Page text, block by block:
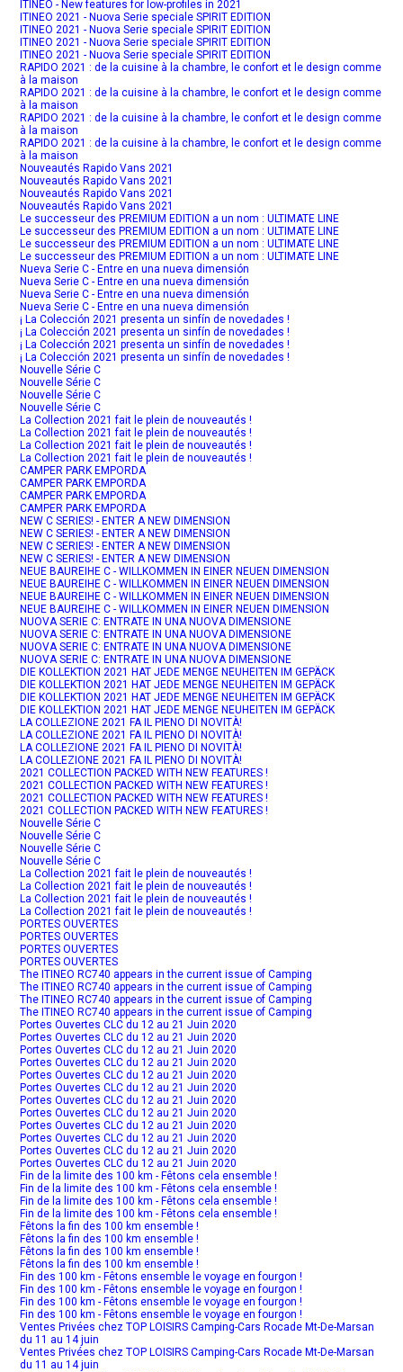
ITINEO - New features for low-profiles in 2021
ITINEO 2021 - Nuova Serie speciale SPIRIT EDITION
ITINEO 2021 - Nuova Serie speciale SPIRIT EDITION
ITINEO 2021 - Nuova Serie speciale SPIRIT EDITION
ITINEO 2021 - Nuova Serie speciale SPIRIT EDITION
RAPIDO 2021 : de la cuisine à la chambre, le confort et le design comme
à la maison
RAPIDO 2021 : de la cuisine à la chambre, le confort et le design comme
à la maison
RAPIDO 2021 : de la cuisine à la chambre, le confort et le design comme
à la maison
RAPIDO 2021 : de la cuisine à la chambre, le confort et le design comme
à la maison
Nouveautés Rapido Vans 2021
Nouveautés Rapido Vans 2021
Nouveautés Rapido Vans 2021
Nouveautés Rapido Vans 2021
Le successeur des PREMIUM EDITION a un nom : ULTIMATE LINE
Le successeur des PREMIUM EDITION a un nom : ULTIMATE LINE
Le successeur des PREMIUM EDITION a un nom : ULTIMATE LINE
Le successeur des PREMIUM EDITION a un nom : ULTIMATE LINE
Nueva Serie C - Entre en una nueva dimensión
Nueva Serie C - Entre en una nueva dimensión
Nueva Serie C - Entre en una nueva dimensión
Nueva Serie C - Entre en una nueva dimensión
¡ La Colección 2021 presenta un sinfín de novedades !
¡ La Colección 2021 presenta un sinfín de novedades !
¡ La Colección 2021 presenta un sinfín de novedades !
¡ La Colección 2021 presenta un sinfín de novedades !
Nouvelle Série C
Nouvelle Série C
Nouvelle Série C
Nouvelle Série C
La Collection 2021 fait le plein de nouveautés !
La Collection 2021 fait le plein de nouveautés !
La Collection 2021 fait le plein de nouveautés !
La Collection 2021 fait le plein de nouveautés !
CAMPER PARK EMPORDA
CAMPER PARK EMPORDA
CAMPER PARK EMPORDA
CAMPER PARK EMPORDA
NEW C SERIES! - ENTER A NEW DIMENSION
NEW C SERIES! - ENTER A NEW DIMENSION
NEW C SERIES! - ENTER A NEW DIMENSION
NEW C SERIES! - ENTER A NEW DIMENSION
NEUE BAUREIHE C - WILLKOMMEN IN EINER NEUEN DIMENSION
NEUE BAUREIHE C - WILLKOMMEN IN EINER NEUEN DIMENSION
NEUE BAUREIHE C - WILLKOMMEN IN EINER NEUEN DIMENSION
NEUE BAUREIHE C - WILLKOMMEN IN EINER NEUEN DIMENSION
NUOVA SERIE C: ENTRATE IN UNA NUOVA DIMENSIONE
NUOVA SERIE C: ENTRATE IN UNA NUOVA DIMENSIONE
NUOVA SERIE C: ENTRATE IN UNA NUOVA DIMENSIONE
NUOVA SERIE C: ENTRATE IN UNA NUOVA DIMENSIONE
DIE KOLLEKTION 2021 HAT JEDE MENGE NEUHEITEN IM GEPÄCK
DIE KOLLEKTION 2021 HAT JEDE MENGE NEUHEITEN IM GEPÄCK
DIE KOLLEKTION 2021 HAT JEDE MENGE NEUHEITEN IM GEPÄCK
DIE KOLLEKTION 2021 HAT JEDE MENGE NEUHEITEN IM GEPÄCK
LA COLLEZIONE 2021 FA IL PIENO DI NOVITÀ!
LA COLLEZIONE 2021 FA IL PIENO DI NOVITÀ!
LA COLLEZIONE 2021 FA IL PIENO DI NOVITÀ!
LA COLLEZIONE 2021 FA IL PIENO DI NOVITÀ!
2021 COLLECTION PACKED WITH NEW FEATURES !
2021 COLLECTION PACKED WITH NEW FEATURES !
2021 COLLECTION PACKED WITH NEW FEATURES !
2021 COLLECTION PACKED WITH NEW FEATURES !
Nouvelle Série C
Nouvelle Série C
Nouvelle Série C
Nouvelle Série C
La Collection 2021 fait le plein de nouveautés !
La Collection 2021 fait le plein de nouveautés !
La Collection 2021 fait le plein de nouveautés !
La Collection 2021 fait le plein de nouveautés !
PORTES OUVERTES
PORTES OUVERTES
PORTES OUVERTES
PORTES OUVERTES
The ITINEO RC740 appears in the current issue of Camping
The ITINEO RC740 appears in the current issue of Camping
The ITINEO RC740 appears in the current issue of Camping
The ITINEO RC740 appears in the current issue of Camping
Portes Ouvertes CLC du 12 au 21 Juin 2020
Portes Ouvertes CLC du 12 au 21 Juin 2020
Portes Ouvertes CLC du 12 au 21 Juin 2020
Portes Ouvertes CLC du 12 au 21 Juin 2020
Portes Ouvertes CLC du 12 au 21 Juin 2020
Portes Ouvertes CLC du 12 au 21 Juin 2020
Portes Ouvertes CLC du 12 au 21 Juin 2020
Portes Ouvertes CLC du 12 au 21 Juin 2020
Portes Ouvertes CLC du 12 au 21 Juin 2020
Portes Ouvertes CLC du 12 au 21 Juin 2020
Portes Ouvertes CLC du 12 au 21 Juin 2020
Portes Ouvertes CLC du 12 au 21 Juin 2020
Fin de la limite des 100 km - Fêtons cela ensemble !
Fin de la limite des 100 km - Fêtons cela ensemble !
Fin de la limite des 100 km - Fêtons cela ensemble !
Fin de la limite des 100 km - Fêtons cela ensemble !
Fêtons la fin des 100 km ensemble !
Fêtons la fin des 100 km ensemble !
Fêtons la fin des 100 km ensemble !
Fêtons la fin des 100 km ensemble !
Fin des 100 km - Fêtons ensemble le voyage en fourgon !
Fin des 100 km - Fêtons ensemble le voyage en fourgon !
Fin des 100 km - Fêtons ensemble le voyage en fourgon !
Fin des 100 km - Fêtons ensemble le voyage en fourgon !
Ventes Privées chez TOP LOISIRS Camping-Cars Rocade Mt-De-Marsan
du 11 au 14 juin
Ventes Privées chez TOP LOISIRS Camping-Cars Rocade Mt-De-Marsan
du 11 au 14 juin